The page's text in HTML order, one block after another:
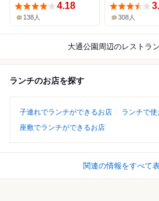
4.18
138人 308人
大通公園周辺のレストラ
ランチのお店を探す
子連れでランチができるお店
ランチで
座敷でランチができるお店
関連の情報をすべて